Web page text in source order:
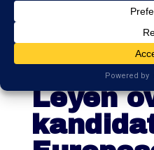
met
Leyen